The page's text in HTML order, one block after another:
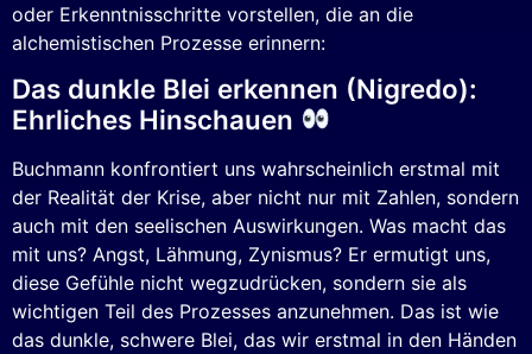
oder Erkenntnisschritte vorstellen, die an die
alchemistischen Prozesse erinnern:
Das dunkle Blei erkennen (Nigredo):
Ehrliches Hinschauen
Buchmann konfrontiert uns wahrscheinlich erstmal mit
der Realität der Krise, aber nicht nur mit Zahlen, sondern
auch mit den seelischen Auswirkungen. Was macht das
mit uns? Angst, Lähmung, Zynismus? Er ermutigt uns,
diese Gefühle nicht wegzudrücken, sondern sie als
wichtigen Teil des Prozesses anzunehmen. Das ist wie
das dunkle, schwere Blei, das wir erstmal in den Händen